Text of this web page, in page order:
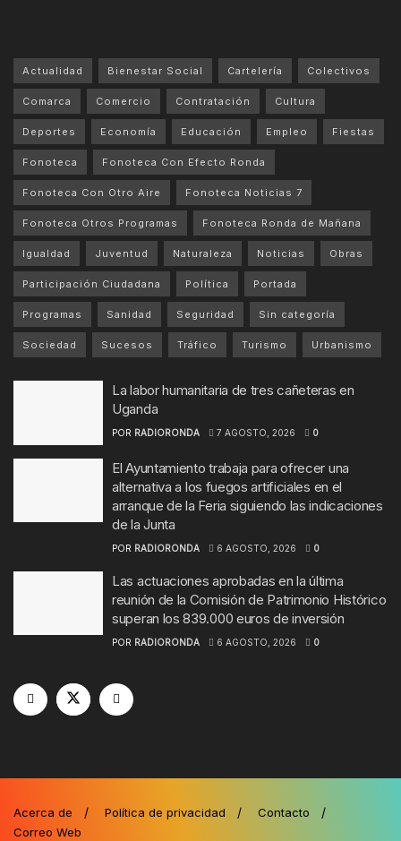
Actualidad Bienestar Social Cartelería Colectivos
Comarca Comercio Contratación Cultura
Deportes Economía Educación Empleo Fiestas
Fonoteca Fonoteca Con Efecto Ronda
Fonoteca Con Otro Aire Fonoteca Noticias 7
Fonoteca Otros Programas Fonoteca Ronda de Mañana
Igualdad Juventud Naturaleza Noticias Obras
Participación Ciudadana Política Portada
Programas Sanidad Seguridad Sin categoría
Sociedad Sucesos Tráfico Turismo Urbanismo
La labor humanitaria de tres cañeteras en
Uganda
POR RADIORONDA 7 AGOSTO, 2026 0
El Ayuntamiento trabaja para ofrecer una
alternativa a los fuegos artificiales en el
arranque de la Feria siguiendo las indicaciones
de la Junta
POR RADIORONDA 6 AGOSTO, 2026 0
Las actuaciones aprobadas en la última
reunión de la Comisión de Patrimonio Histórico
superan los 839.000 euros de inversión
POR RADIORONDA 6 AGOSTO, 2026 0
Acerca de Política de privacidad
Contacto
Correo Web